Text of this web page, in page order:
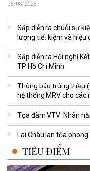
05/08/2026
Sắp diễn ra chuỗi sự
lượng tiết kiệm và hiệu
Sắp diễn ra Hội nghị
TP Hồ Chí Minh
Thông báo trúng thầu
hệ thống MRV cho các
Tọa đàm VTV: Nhãn
Lai Châu lan tỏa
TIÊU ĐIỂM